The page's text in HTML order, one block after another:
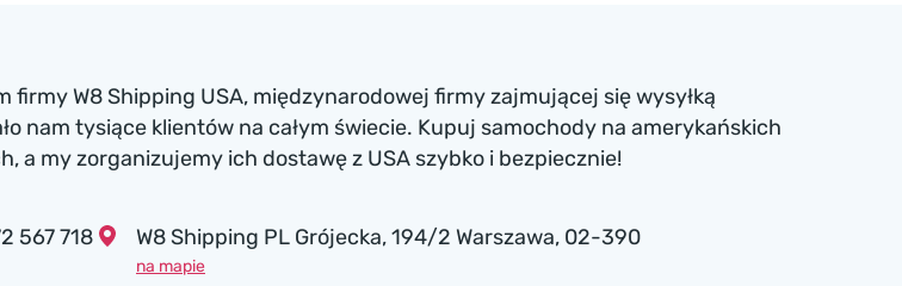
firmy W8 Shipping USA, międzynarodowej firmy zajmującej się wysyłką
nam tysiące klientów na całym świecie. Kupuj samochody na amerykańskich
a my zorganizujemy ich dostawę z USA szybko i bezpiecznie!
567 718 W8 Shipping PL Grójecka , 194/2 Warszawa, 02-390
na mapie